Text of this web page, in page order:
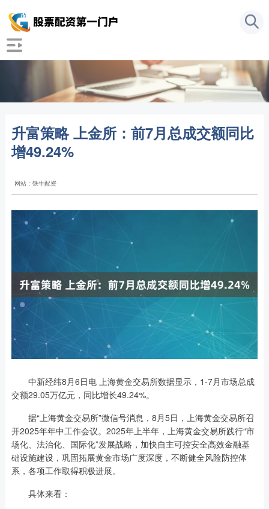
升富策略 上金所：前7月总成交额同比
增49.24%
网站：铁牛配资
中新经纬8月6日电 上海黄金交易所数据显示，1-7月市场总成
交额29.05万亿元，同比增长49.24%。
据“上海黄金交易所”微信号消息，8月5日，上海黄金交易所召
开2025年年中工作会议。2025年上半年，上海黄金交易所践行“市
场化、法治化、国际化”发展战略，加快自主可控安全高效金融基
础设施建设，巩固拓展黄金市场广度深度，不断健全风险防控体
系，各项工作取得积极进展。
具体来看：